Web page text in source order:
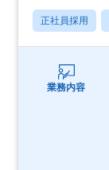
正社員採用
業務内容